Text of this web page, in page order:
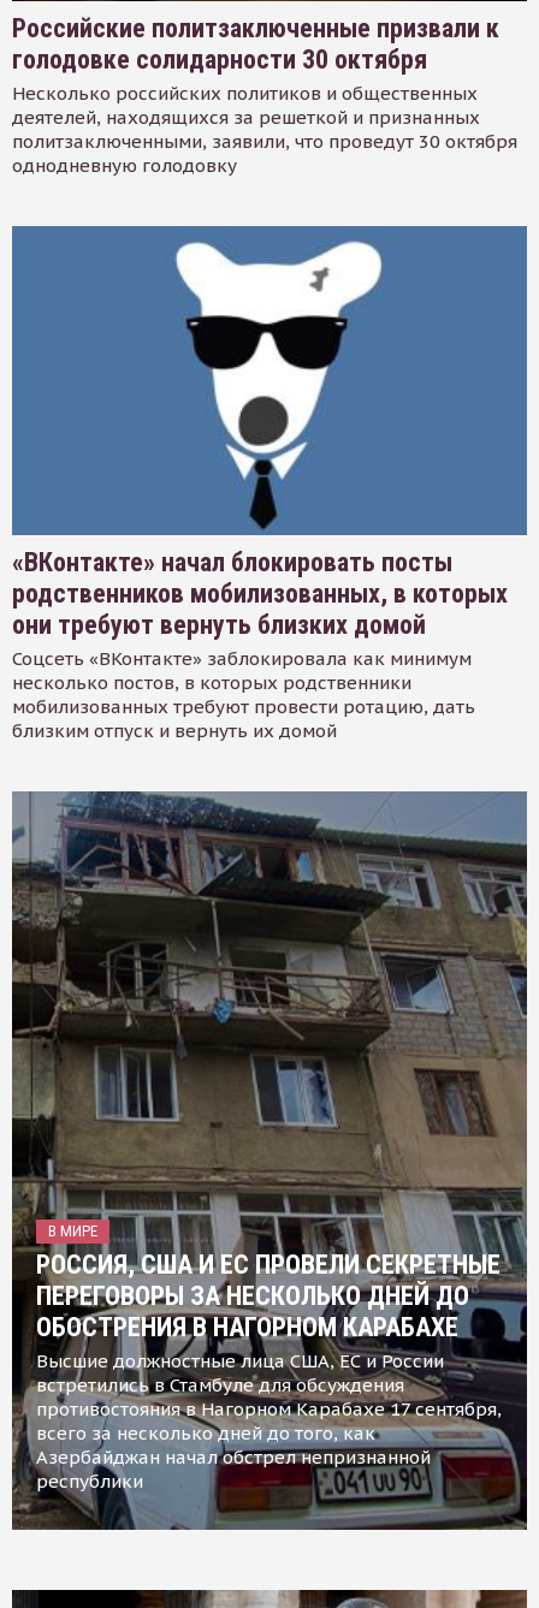
Российские политзаключенные призвали к
голодовке солидарности 30 октября
Несколько российских политиков и общественных
деятелей, находящихся за решеткой и признанных
политзаключенными, заявили, что проведут 30 октября
однодневную голодовку
«ВКонтакте» начал блокировать посты
родственников мобилизованных, в которых
они требуют вернуть близких домой
Соцсеть «ВКонтакте» заблокировала как минимум
несколько постов, в которых родственники
мобилизованных требуют провести ротацию, дать
близким отпуск и вернуть их домой
В МИРЕ
РОССИЯ, США И ЕС ПРОВЕЛИ СЕКРЕТНЫЕ
ПЕРЕГОВОРЫ ЗА НЕСКОЛЬКО ДНЕЙ ДО
ОБОСТРЕНИЯ В НАГОРНОМ КАРАБАХЕ
Высшие должностные лица США, ЕС и России
встретились в Стамбуле для обсуждения
противостояния в Нагорном Карабахе 17 сентября,
всего за несколько дней до того, как
Азербайджан начал обстрел непризнанной
республики